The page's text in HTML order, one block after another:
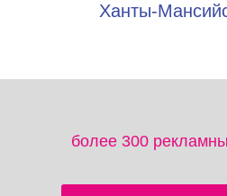
Ханты-
более 300